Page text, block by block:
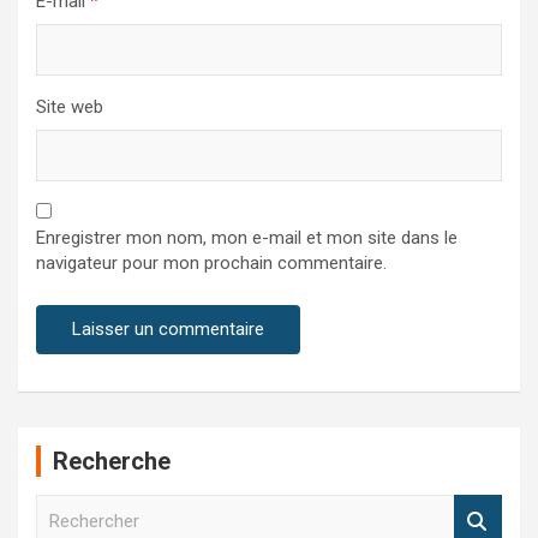
Site web
Enregistrer mon nom, mon e-mail et mon site dans le
navigateur pour mon prochain commentaire.
Recherche